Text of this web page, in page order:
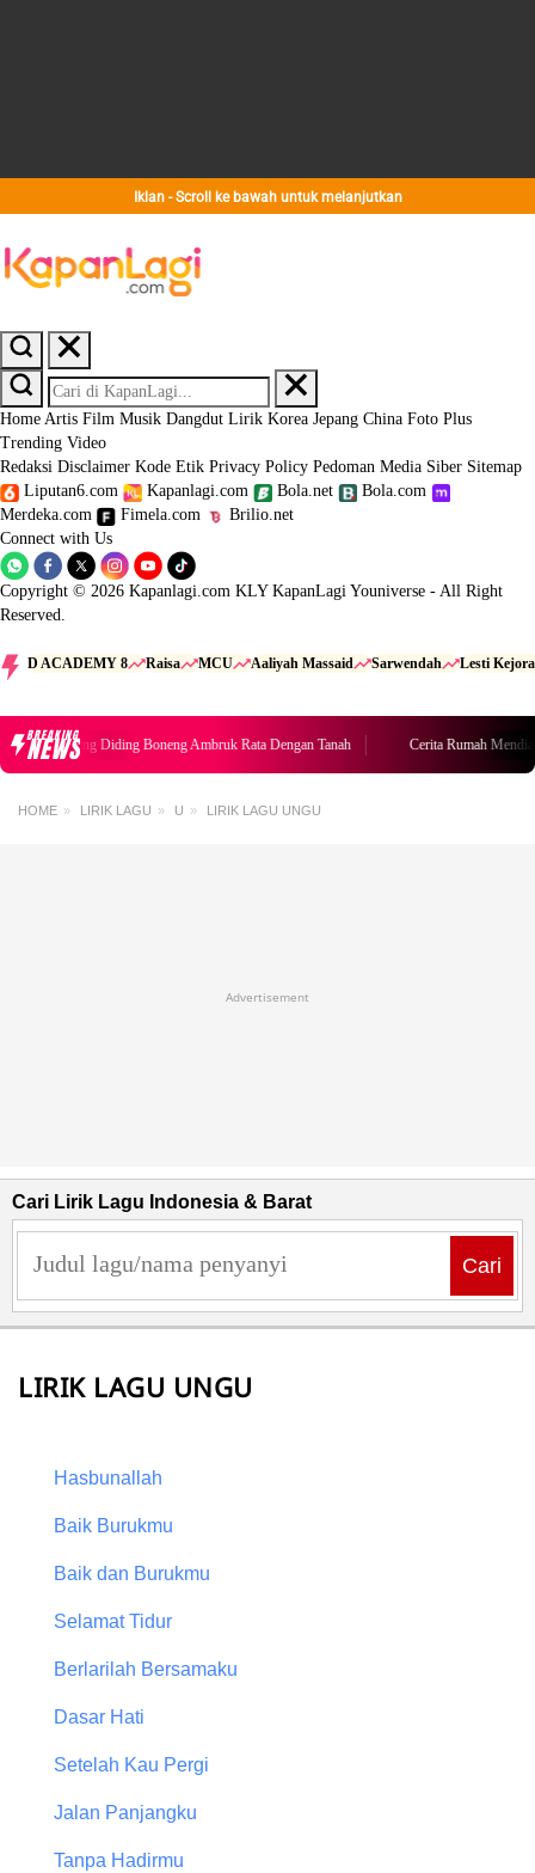
Iklan - Scroll ke bawah untuk melanjutkan
Home Artis Film Musik Dangdut Lirik Korea Jepang China Foto Plus
Trending Video
Redaksi Disclaimer Kode Etik Privacy Policy Pedoman Media Siber Sitemap
Liputan6.com
Kapanlagi.com Bola.net
Bola.com
Merdeka.com
Fimela.com
Brilio.net
Connect with Us
Copyright © 2026 Kapanlagi.com KLY KapanLagi Youniverse - All Right
Reserved.
D ACADEMY 8 Raisa MCU Aaliyah Massaid Sarwendah Lesti Kejora
BREAKING
NEWS
Mendiang Diding Boneng Ambruk Rata Dengan Tanah Cerita Rumah
HOME LIRIK LAGU U LIRIK LAGU UNGU
Advertisement
Cari Lirik Lagu Indonesia & Barat
Cari
LIRIK LAGU UNGU
Hasbunallah
Baik Burukmu
Baik dan Burukmu
Selamat Tidur
Berlarilah Bersamaku
Dasar Hati
Setelah Kau Pergi
Jalan Panjangku
Tanpa Hadirmu